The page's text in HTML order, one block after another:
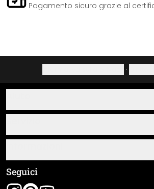
Pagamento sicuro grazie al
·
Chi siamo
Istruzioni di posa e montaggio
Panoramica dei materiali
Termini e condizioni generali
Note legali
Seguici